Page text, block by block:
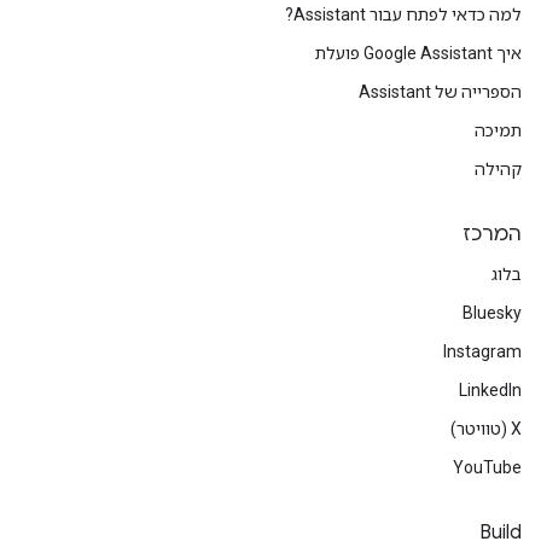
למה כדאי לפתח עבור Assistant?
איך Google Assistant פועלת
הספרייה של Assistant
תמיכה
קהילה
המרכז
בלוג
Bluesky
Instagram
LinkedIn
‫X (טוויטר)
YouTube
Build